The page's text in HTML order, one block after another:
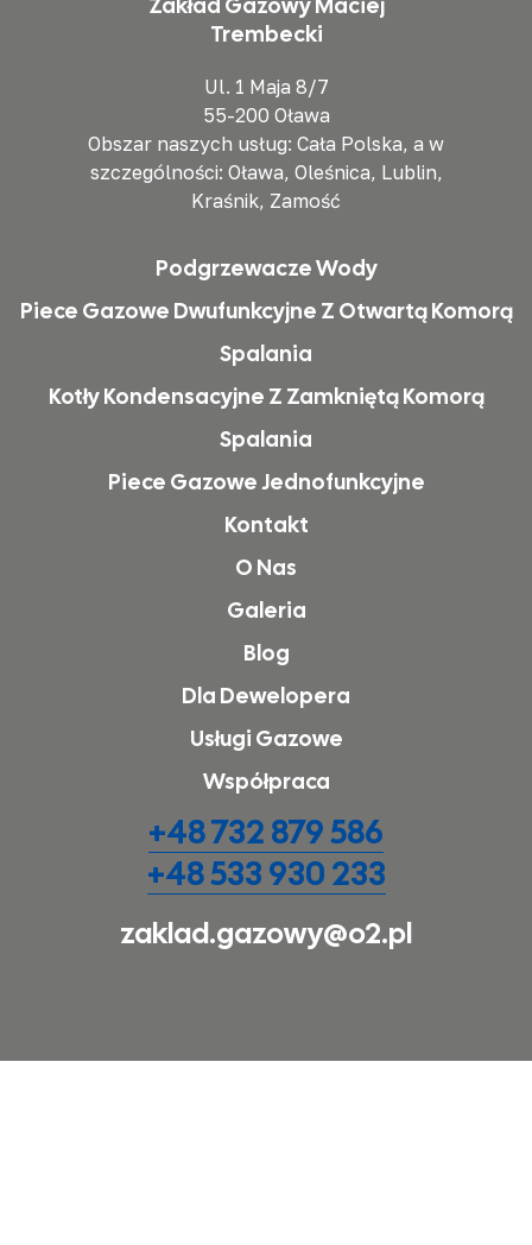
Zakład Gazowy Maciej
Trembecki
Ul. 1 Maja 8/7
55-200 Oława
Obszar naszych usług: Cała Polska, a w
szczególności: Oława, Oleśnica, Lublin,
Kraśnik, Zamość
Podgrzewacze Wody
Piece Gazowe Dwufunkcyjne Z Otwartą Komorą
Spalania
Kotły Kondensacyjne Z Zamkniętą Komorą
Spalania
Piece Gazowe Jednofunkcyjne
Kontakt
O Nas
Galeria
Blog
Dla Dewelopera
Usługi Gazowe
Współpraca
+48 732 879 586
+48 533 930 233
zaklad.gazowy@o2.pl